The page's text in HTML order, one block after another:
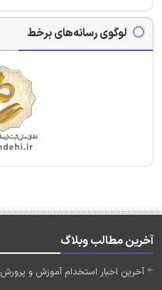
لوگوی رسانه‌های برخط
آخرین مطالب وبلاگ
آخرین اخبار استخدام آموزش و پرورش 1405 (به زودی)